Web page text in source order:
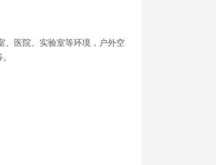
、医院、实验室等环境，户外空